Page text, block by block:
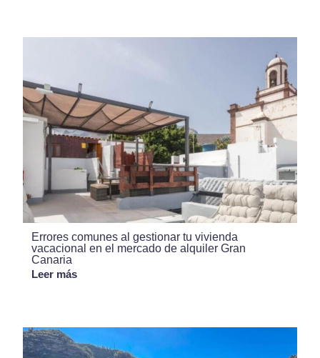
Errores comunes al gestionar tu vivienda
vacacional en el mercado de alquiler Gran
Canaria
Leer más